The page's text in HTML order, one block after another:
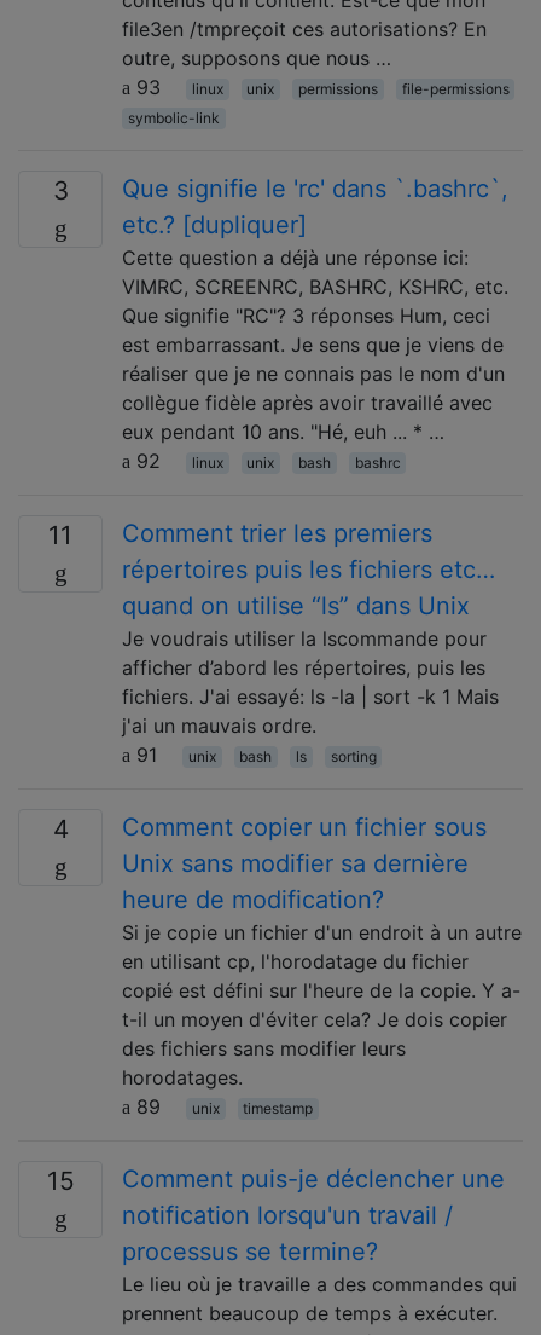
file3en /tmpreçoit ces autorisations? En
outre, supposons que nous …
93
linux unix permissions
file-permissions
symbolic-link
3
Que signifie le 'rc' dans `.bashrc`,
etc.? [dupliquer]
Cette question a déjà une réponse ici:
VIMRC, SCREENRC, BASHRC, KSHRC, etc.
Que signifie "RC"? 3 réponses Hum, ceci
est embarrassant. Je sens que je viens de
réaliser que je ne connais pas le nom d'un
collègue fidèle après avoir travaillé avec
eux pendant 10 ans. "Hé, euh ... * …
92
linux unix bash bashrc
11
Comment trier les premiers
répertoires puis les fichiers etc…
quand on utilise “ls” dans Unix
Je voudrais utiliser la lscommande pour
afficher d’abord les répertoires, puis les
fichiers. J'ai essayé: ls -la | sort -k 1 Mais
j'ai un mauvais ordre.
91
unix bash ls sorting
4
Comment copier un fichier sous
Unix sans modifier sa dernière
heure de modification?
Si je copie un fichier d'un endroit à un autre
en utilisant cp, l'horodatage du fichier
copié est défini sur l'heure de la copie. Y a-
t-il un moyen d'éviter cela? Je dois copier
des fichiers sans modifier leurs
horodatages.
89
unix timestamp
15
Comment puis-je déclencher une
notification lorsqu'un travail /
processus se termine?
Le lieu où je travaille a des commandes qui
prennent beaucoup de temps à exécuter.